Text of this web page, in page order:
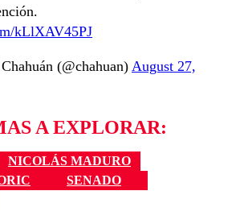
kLlXAV45PJ
(@chahuan) August 27,
A EXPLORAR:
NICOLÁS MADURO
SENADO